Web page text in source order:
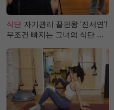
식단 자기관리 끝판왕 '진서연'!
무조건 빠지는 그녀의 식단 정